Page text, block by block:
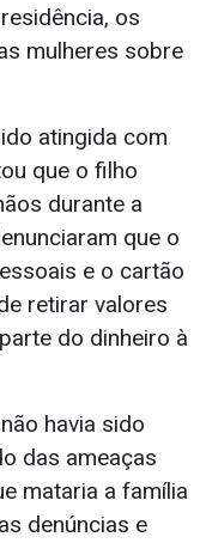
os
mulheres sobre
atingida com
que o filho
durante a
que o
e o cartão
retirar valores
do dinheiro à
havia sido
das ameaças
mataria a família
denúncias e